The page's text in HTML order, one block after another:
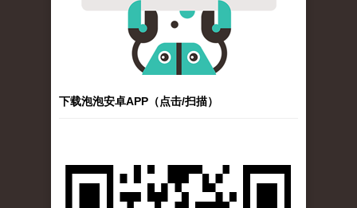
下载泡泡安卓APP（点击/扫描）